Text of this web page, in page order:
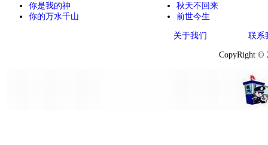
你是我的神
你的万水千山
秋天不回来
前世今生
关于我们 联系
CopyRight ©